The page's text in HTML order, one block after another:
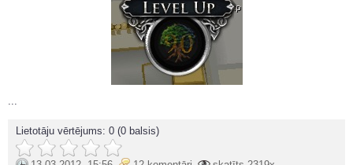
...
Lietotāju vērtējums: 0 (0 balsis)